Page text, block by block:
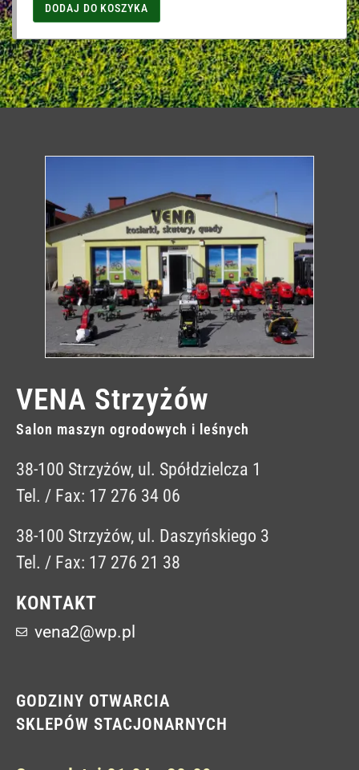
DODAJ DO KOSZYKA
VENA Strzyżów
Salon maszyn ogrodowych i leśnych
38-100 Strzyżów, ul. Spółdzielcza 1
Tel. / Fax: 17 276 34 06
38-100 Strzyżów, ul. Daszyńskiego 3
Tel. / Fax: 17 276 21 38
KONTAKT
vena2@wp.pl
GODZINY OTWARCIA
SKLEPÓW STACJONARNYCH